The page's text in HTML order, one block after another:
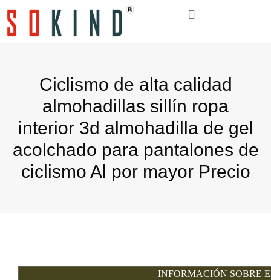
Ciclismo de alta calidad
almohadillas sillín ropa
interior 3d almohadilla de gel
acolchado para pantalones de
ciclismo Al por mayor Precio
INFORMACIÓN SOBRE